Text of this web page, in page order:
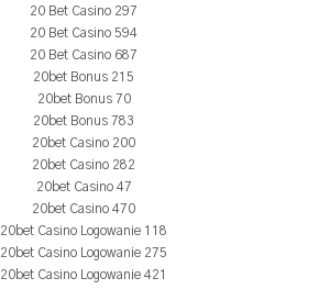
20 Bet Casino 297
20 Bet Casino 594
20 Bet Casino 687
20bet Bonus 215
20bet Bonus 70
20bet Bonus 783
20bet Casino 200
20bet Casino 282
20bet Casino 47
20bet Casino 470
20bet Casino Logowanie 118
20bet Casino Logowanie 275
20bet Casino Logowanie 421